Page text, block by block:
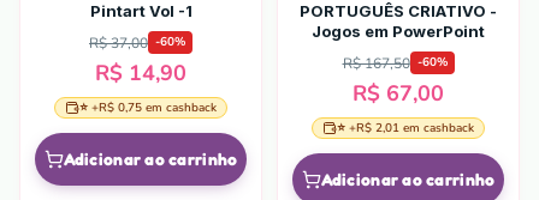
Pintart Vol -1
R$ 37,00 -60%
R$ 14,90
⭐ +R$ 0,75 em cashback
Adicionar ao carrinho
PORTUGUÊS CRIATIVO -
Jogos em PowerPoint
R$ 167,50 -60%
R$ 67,00
⭐ +R$ 2,01 em cashback
Adicionar ao carrinho